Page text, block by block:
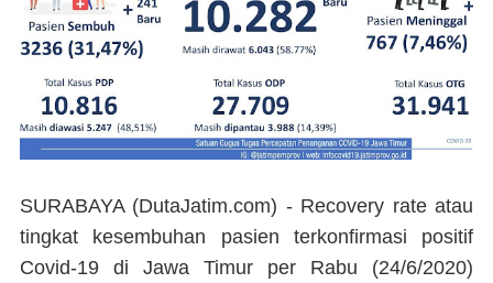
SURABAYA (DutaJatim.com) - Recovery rate atau
tingkat kesembuhan pasien terkonfirmasi positif
Covid-19 di Jawa Timur per Rabu (24/6/2020)